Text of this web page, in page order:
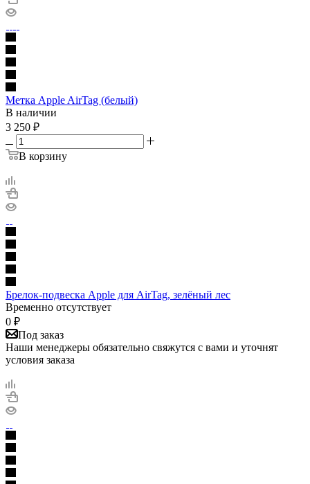
Метка Apple AirTag (белый)
В наличии
3 250 ₽
В корзину
Брелок-подвеска Apple для AirTag, зелёный лес
Временно отсутствует
0 ₽
Под заказ
Наши менеджеры обязательно свяжутся с вами и уточнят
условия заказа